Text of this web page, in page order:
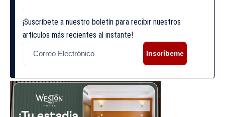
¡Suscríbete a nuestro boletín para recibir nuestros
artículos más recientes al instante!
Inscríbeme